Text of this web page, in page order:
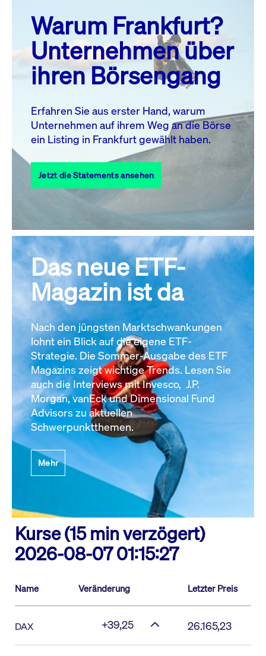
MO. DI. MI. DO. FR. SA. SO.
1
2
3
4 5 6 7 8
10 11 13 14
17
18 19 20 21 22
23
27 28
31
Alle Events
Warum Frankfurt?
Unternehmen über
ihren Börsengang
Erfahren Sie aus erster Hand, warum
Unternehmen auf ihrem Weg an die Börse
ein Listing in Frankfurt gewählt haben.
Jetzt die Statements ansehen
Das neue ETF-
Magazin ist da
Nach den jüngsten Marktschwankungen
lohnt ein Blick auf die eigene ETF-
Strategie. Die Sommer-Ausgabe des ETF
Magazins zeigt wichtige Trends. Lesen Sie
auch die Interviews mit Invesco, J.P.
Morgan, vanEck und Dimensional Fund
Advisors zu aktuellen
Schwerpunktthemen.
Mehr
Kurse (15 min verzögert)
2026-08-07 01:15:27
Name Veränderung Letzter Preis
DAX +39,25 26.165,23